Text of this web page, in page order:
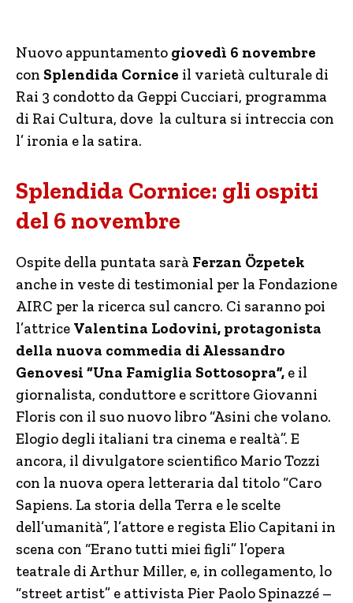
Nuovo appuntamento giovedì 6 novembre
con Splendida Cornice il varietà culturale di
Rai 3 condotto da Geppi Cucciari, programma
di Rai Cultura, dove la cultura si intreccia con
l’ ironia e la satira.
Splendida Cornice: gli ospiti
del 6 novembre
Ospite della puntata sarà Ferzan Özpetek
anche in veste di testimonial per la Fondazione
AIRC per la ricerca sul cancro. Ci saranno poi
l’attrice Valentina Lodovini, protagonista
della nuova commedia di Alessandro
Genovesi “Una Famiglia Sottosopra”, e il
giornalista, conduttore e scrittore Giovanni
Floris con il suo nuovo libro “Asini che volano.
Elogio degli italiani tra cinema e realtà”. E
ancora, il divulgatore scientifico Mario Tozzi
con la nuova opera letteraria dal titolo “Caro
Sapiens. La storia della Terra e le scelte
dell’umanità”, l’attore e regista Elio Capitani in
scena con “Erano tutti miei figli” l’opera
teatrale di Arthur Miller, e, in collegamento, lo
“street artist” e attivista Pier Paolo Spinazzé –